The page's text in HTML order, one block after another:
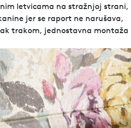
letvicama na stražnjoj strani,
jer se raport ne narušava,
trakom, jednostavna montaža